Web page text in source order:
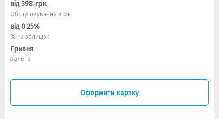
від 398 грн.
Обслуговування в рік
від 0.25%
% на залишок
Гривня
Валюта
Оформити картку